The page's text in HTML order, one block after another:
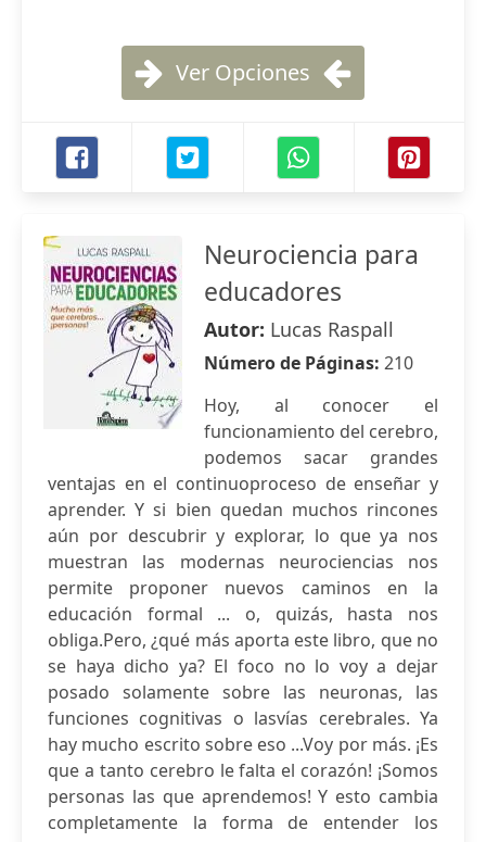
Ver Opciones
Neurociencia para
educadores
Autor: Lucas Raspall
Número de Páginas: 210
Hoy, al conocer el
funcionamiento del cerebro,
podemos sacar grandes
ventajas en el continuoproceso de enseñar y
aprender. Y si bien quedan muchos rincones
aún por descubrir y explorar, lo que ya nos
muestran las modernas neurociencias nos
permite proponer nuevos caminos en la
educación formal ... o, quizás, hasta nos
obliga.Pero, ¿qué más aporta este libro, que no
se haya dicho ya? El foco no lo voy a dejar
posado solamente sobre las neuronas, las
funciones cognitivas o lasvías cerebrales. Ya
hay mucho escrito sobre eso ...Voy por más. ¡Es
que a tanto cerebro le falta el corazón! ¡Somos
personas las que aprendemos! Y esto cambia
completamente la forma de entender los